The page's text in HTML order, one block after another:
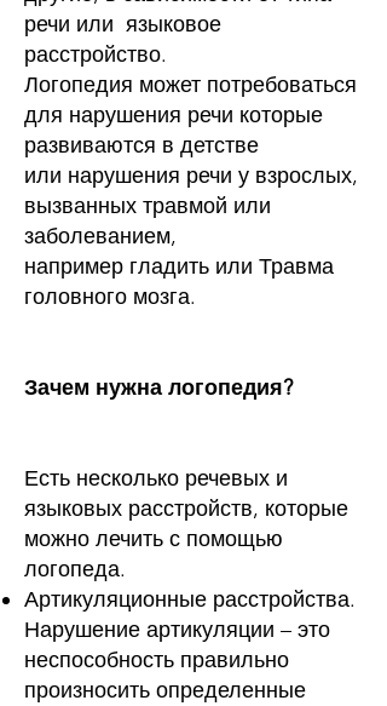
речи или языковое
расстройство.
Логопедия может потребоваться
для нарушения речи которые
развиваются в детстве
или нарушения речи у взрослых,
вызванных травмой или
заболеванием,
например гладить или Травма
головного мозга.
Зачем нужна логопедия?
Есть несколько речевых и
языковых расстройств, которые
можно лечить с помощью
логопеда.
Артикуляционные расстройства.
Нарушение артикуляции – это
неспособность правильно
произносить определенные